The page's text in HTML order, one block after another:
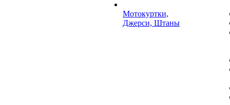
Мотокуртки,
Джерси, Штаны